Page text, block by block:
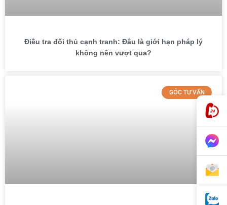
Điều tra đối thủ cạnh tranh: Đâu là giới hạn pháp lý
không nên vượt qua?
GÓC TƯ VẤN